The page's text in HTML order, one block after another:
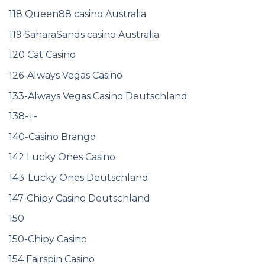
118 Queen88 casino Australia
119 SaharaSands casino Australia
120 Cat Casino
126-Always Vegas Casino
133-Always Vegas Casino Deutschland
138-+-
140-Casino Brango
142 Lucky Ones Casino
143-Lucky Ones Deutschland
147-Chipy Casino Deutschland
150
150-Chipy Casino
154 Fairspin Casino